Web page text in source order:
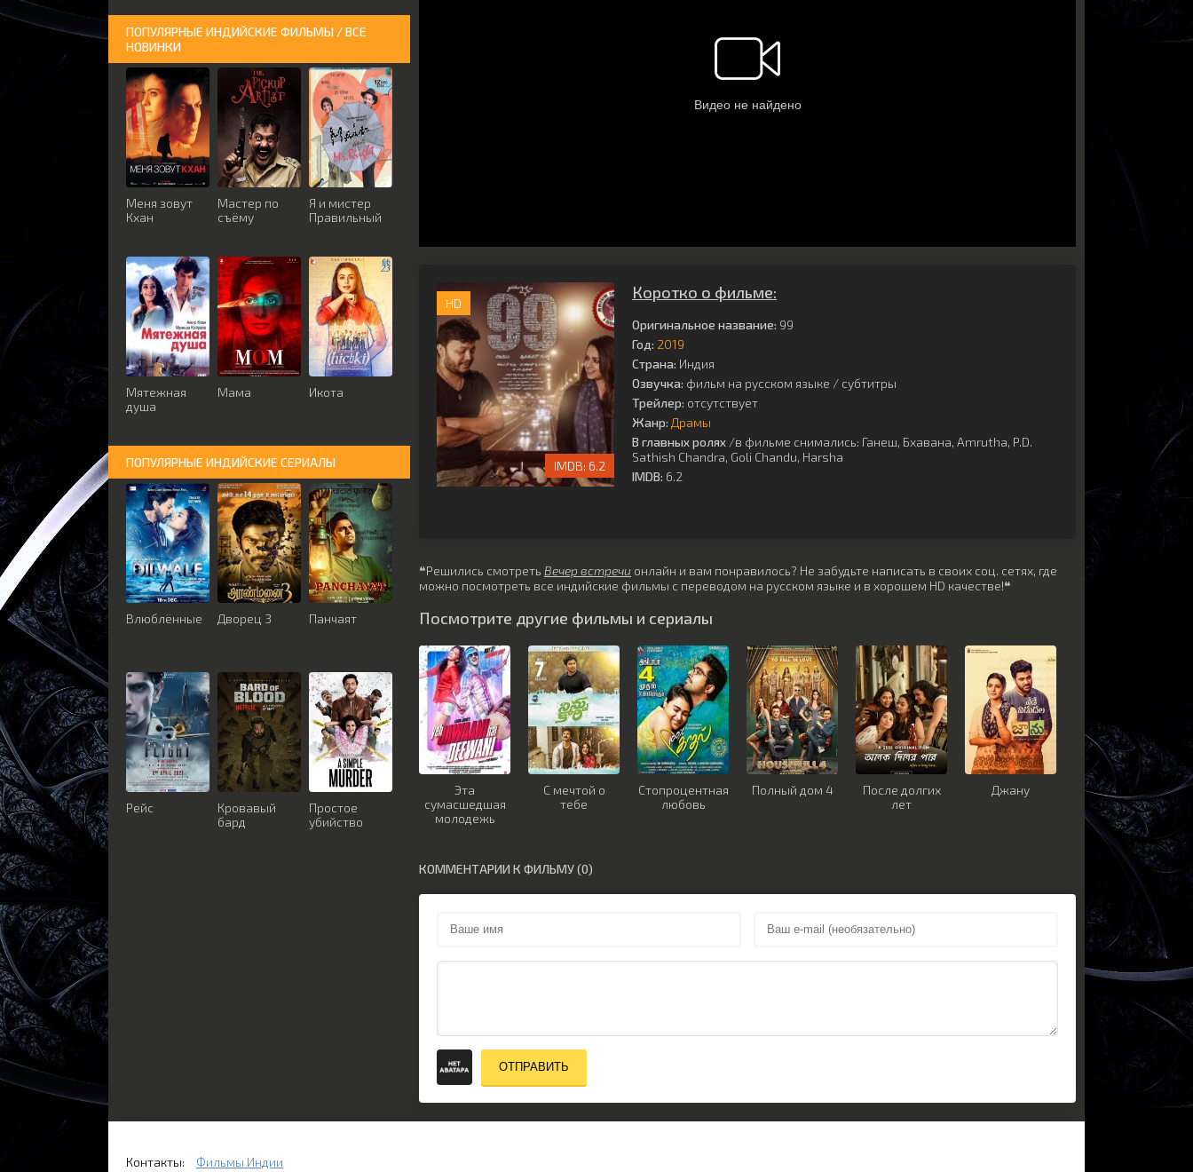
HD
6.2
Коротко о фильме:
Оригинальное название: 99
Год: 2019
Страна: Индия
Озвучка: фильм на русском языке / субтитры
Трейлер: отсутствует
Жанр: Драмы
В главных ролях /в фильме снимались: Ганеш, Бхавана, Amrutha, P.D.
Sathish Chandra, Goli Chandu, Harsha
IMDB: 6.2
❝Решились смотреть Вечер встречи онлайн и вам понравилось? Не забудьте написать в своих соц. сетях, где
можно посмотреть все индийские фильмы с переводом на русском языке и в хорошем HD качестве!❝
Посмотрите другие фильмы и сериалы
Эта
сумасшедшая
молодежь
С мечтой о
тебе
Стопроцентная
любовь
Полный дом 4
После долгих
лет
Джану
КОММЕНТАРИИ К ФИЛЬМУ (0)
ОТПРАВИТЬ
ПОПУЛЯРНЫЕ ИНДИЙСКИЕ ФИЛЬМЫ / ВСЕ
НОВИНКИ
Меня зовут
Кхан
Мастер по
съёму
Я и мистер
Правильный
Мятежная
душа
Мама Икота
ПОПУЛЯРНЫЕ ИНДИЙСКИЕ СЕРИАЛЫ
Влюблённые Дворец 3 Панчаят
Рейс
Кровавый
бард
Простое
убийство
Контакты: Фильмы Индии